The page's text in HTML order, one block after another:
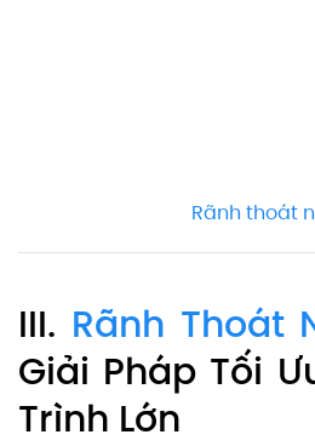
Rãnh thoát
III. Rãnh Thoát
Giải Pháp Tối
Trình Lớn